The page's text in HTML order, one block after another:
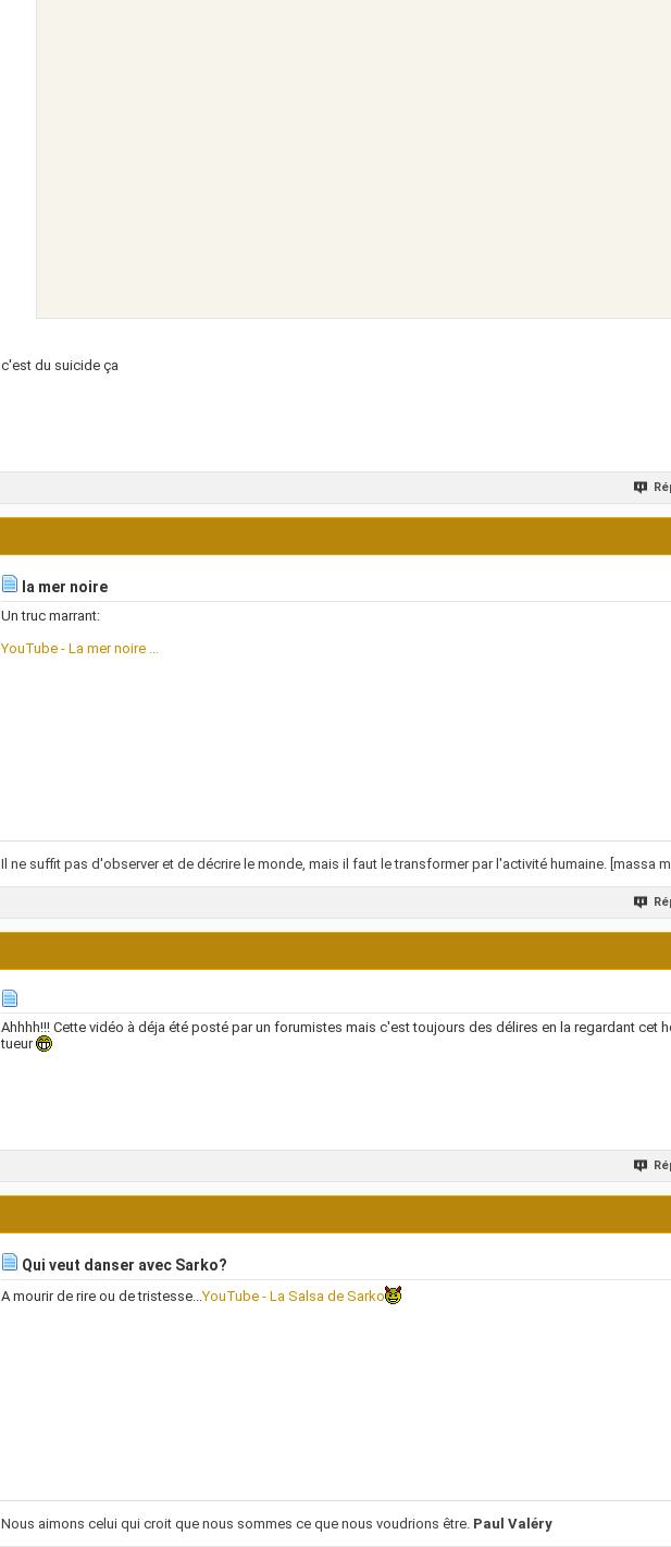
c'est du suicide ça
la mer noire
Un truc marrant:
YouTube - La mer noire ...
Il ne suffit pas d'observer et de décrire le monde, mais il faut le transformer par l'activité humaine. [massa
Ahhhh!!! Cette vidéo à déja été posté par un forumistes mais c'est toujours des délires en la regardant cet
tueur
Qui veut danser avec Sarko?
A mourir de rire ou de tristesse...YouTube - La Salsa de Sarko
Nous aimons celui qui croit que nous sommes ce que nous voudrions être. Paul Valéry